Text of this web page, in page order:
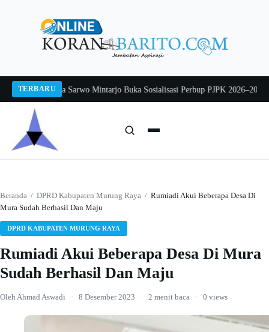
TERBARU
Pj Sekda Sarwo Mintarjo Buka Sosialisasi Perbup PJPK 2026–2030Peternak
Beranda / DPRD Kabupaten Murung Raya / Rumiadi Akui Beberapa Desa Di
Mura Sudah Berhasil Dan Maju
DPRD KABUPATEN MURUNG RAYA
Rumiadi Akui Beberapa Desa Di Mura
Sudah Berhasil Dan Maju
Oleh Ahmad Aswadi · 8 Desember 2023 · 2 menit baca · 0 views